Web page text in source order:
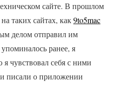
сайте. В прошлом
таких сайтах, как9to5mac
делом отправил им
ранее, я
чувствовал себя с ними
писали о приложении